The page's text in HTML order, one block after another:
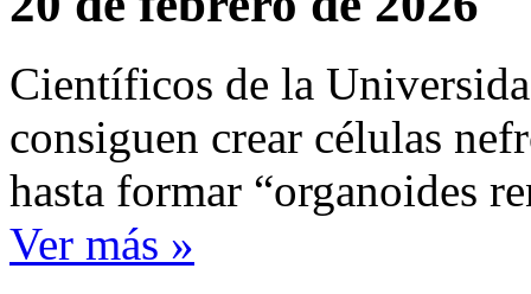
Científicos de la
consiguen crear células
hasta formar “organoides
Ver más »